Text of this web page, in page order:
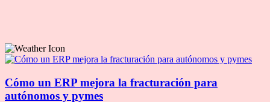
Cómo un ERP mejora la fracturación para
autónomos y pymes